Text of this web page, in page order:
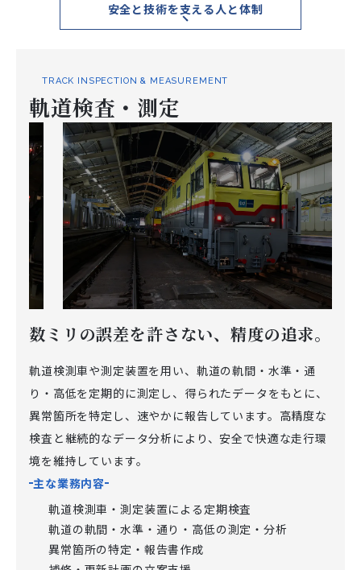
安全と技術を支える人と体制
TRACK INSPECTION & MEASUREMENT
軌道検査・測定
…
数ミリの誤差を許さない、精度の追求。
軌道検測車や測定装置を用い、軌道の軌間・水準・通
り・高低を定期的に測定し、得られたデータをもとに、
異常箇所を特定し、速やかに報告しています。高精度な
検査と継続的なデータ分析により、安全で快適な走行環
境を維持しています。
主な業務内容
軌道検測車・測定装置による定期検査
軌道の軌間・水準・通り・高低の測定・分析
異常箇所の特定・報告書作成